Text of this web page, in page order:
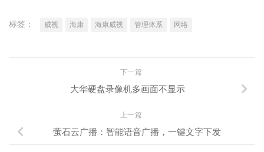
标签： 威视 海康 海康威视 管理体系 网络
下一篇
大华硬盘录像机多画面不显示
上一篇
萤石云广播：智能语音广播，一键文字下发